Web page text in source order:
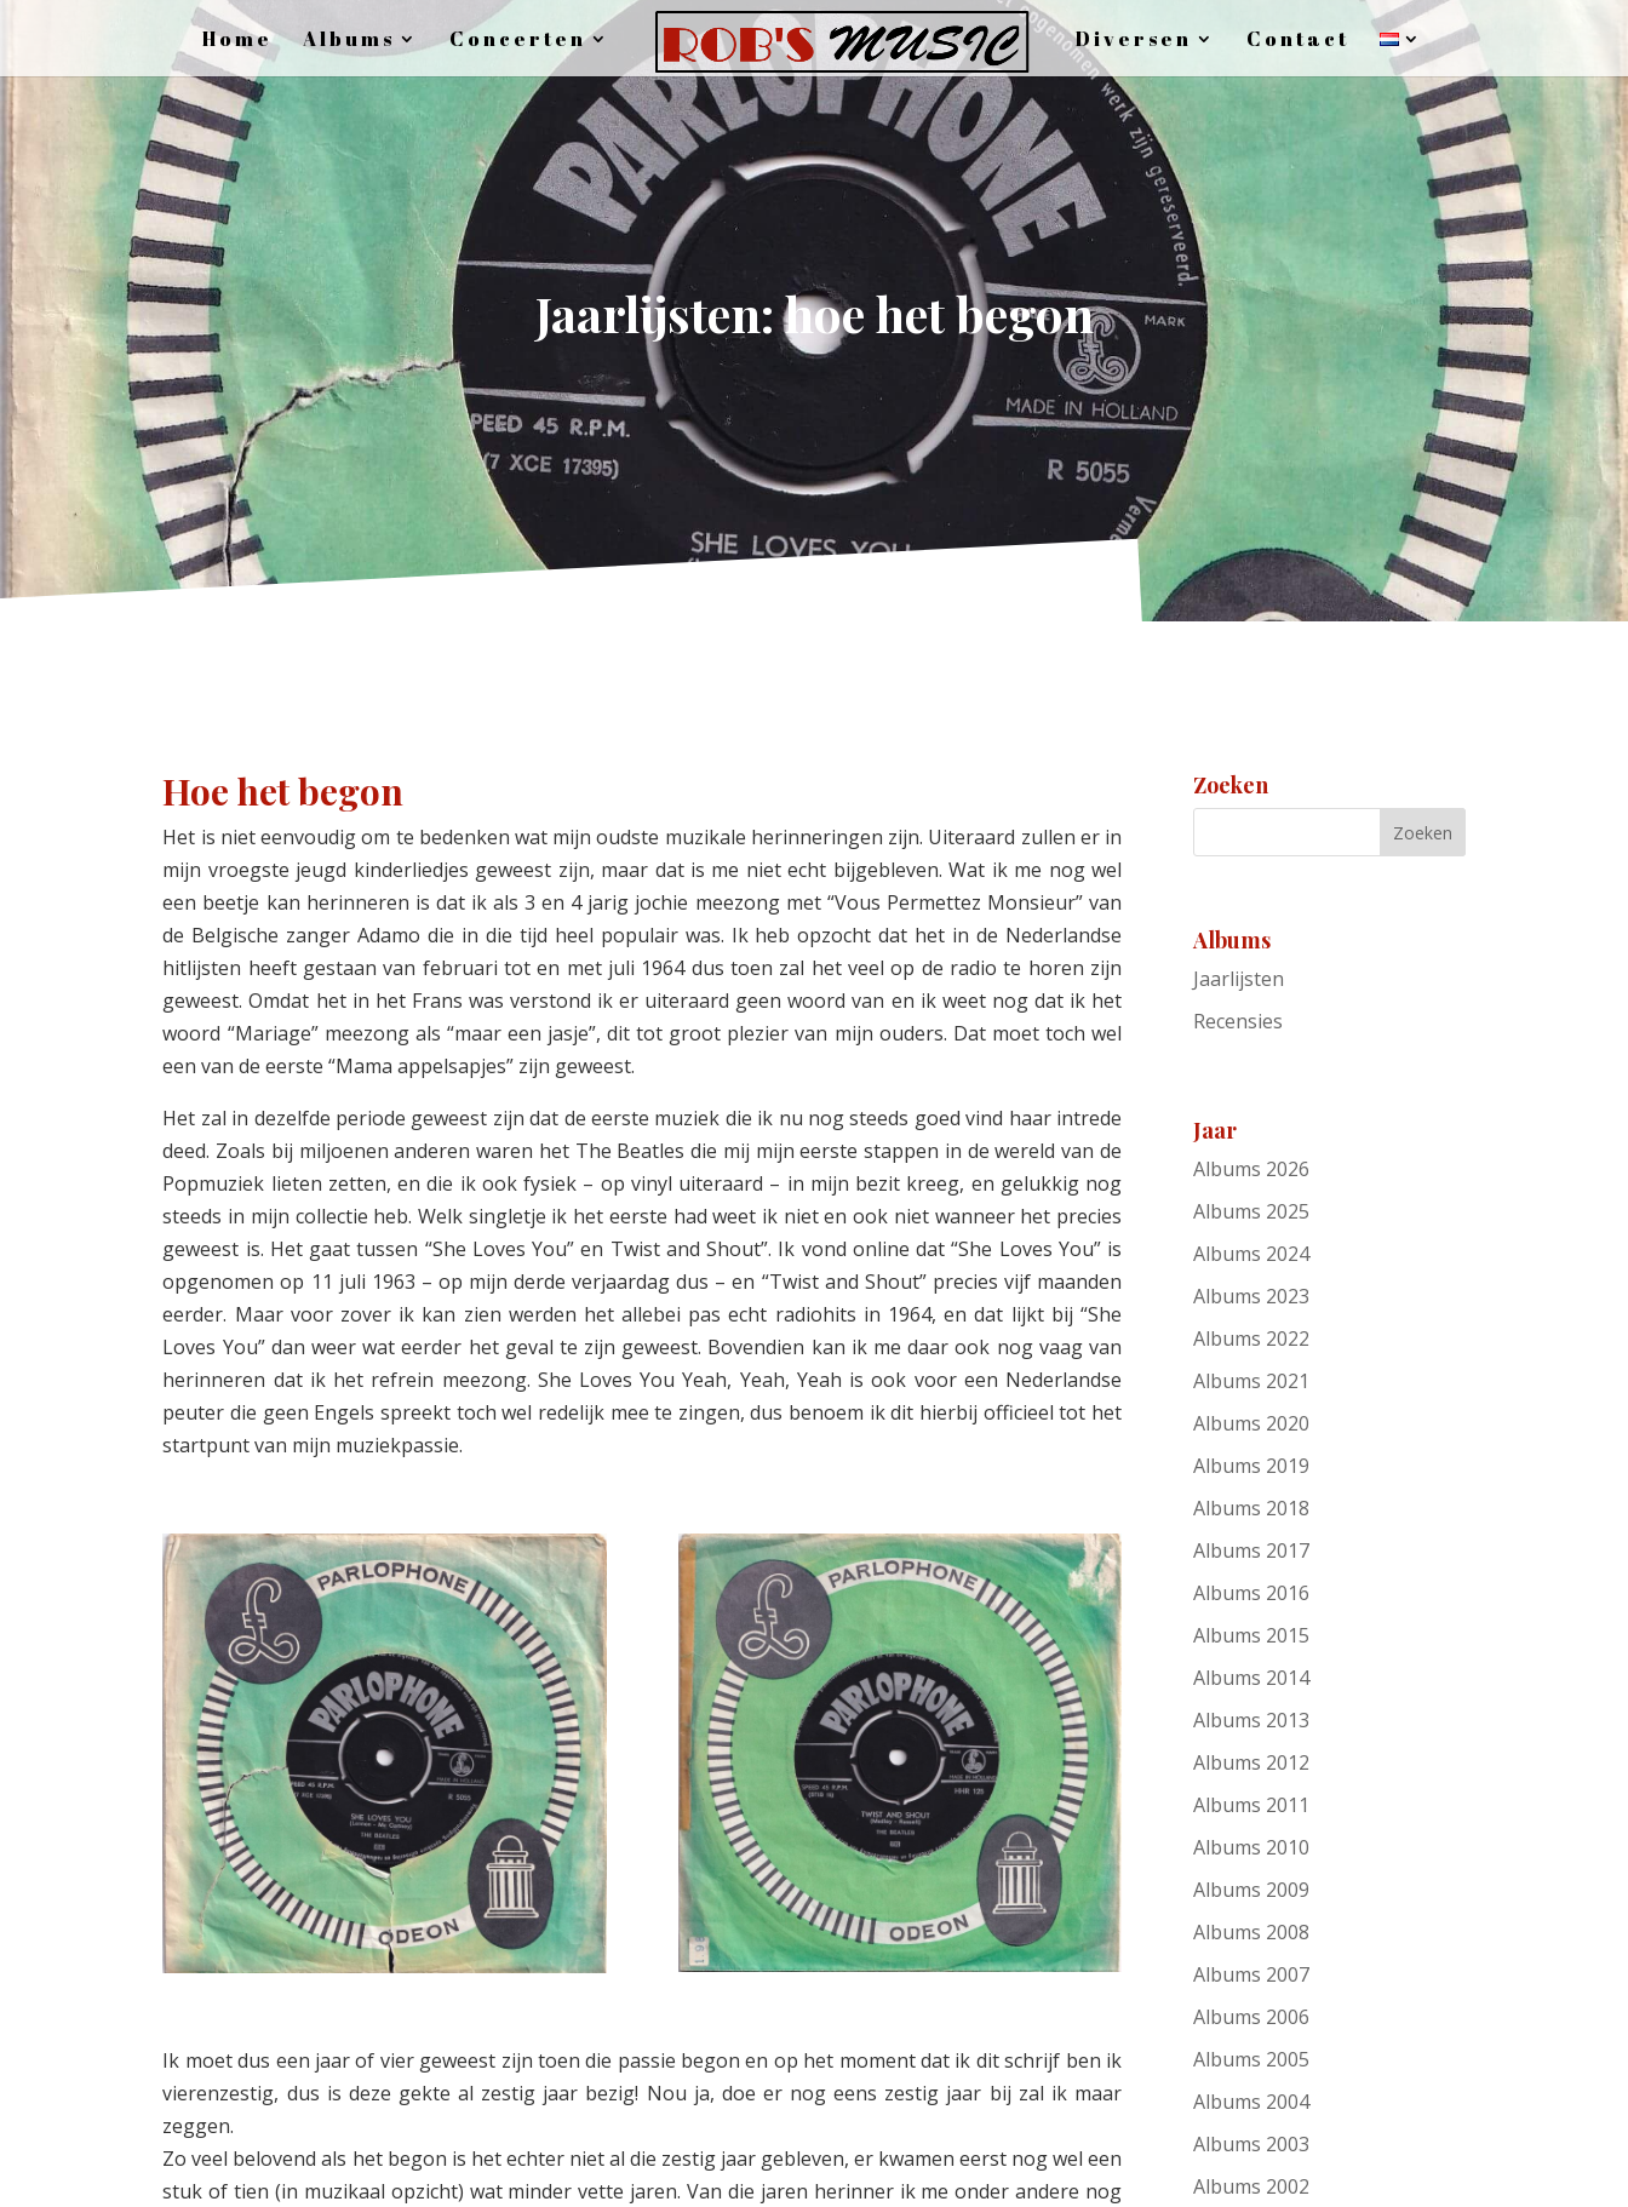
Home Albums Concerten Diversen Contact
Jaarlijsten: hoe het begon
Hoe het begon
Het is niet eenvoudig om te bedenken wat mijn oudste muzikale herinneringen zijn. Uiteraard zullen er in
mijn vroegste jeugd kinderliedjes geweest zijn, maar dat is me niet echt bijgebleven. Wat ik me nog wel
een beetje kan herinneren is dat ik als 3 en 4 jarig jochie meezong met “Vous Permettez Monsieur” van
de Belgische zanger Adamo die in die tijd heel populair was. Ik heb opzocht dat het in de Nederlandse
hitlijsten heeft gestaan van februari tot en met juli 1964 dus toen zal het veel op de radio te horen zijn
geweest. Omdat het in het Frans was verstond ik er uiteraard geen woord van en ik weet nog dat ik het
woord “Mariage” meezong als “maar een jasje”, dit tot groot plezier van mijn ouders. Dat moet toch wel
een van de eerste “Mama appelsapjes” zijn geweest.
Het zal in dezelfde periode geweest zijn dat de eerste muziek die ik nu nog steeds goed vind haar intrede
deed. Zoals bij miljoenen anderen waren het The Beatles die mij mijn eerste stappen in de wereld van de
Popmuziek lieten zetten, en die ik ook fysiek – op vinyl uiteraard – in mijn bezit kreeg, en gelukkig nog
steeds in mijn collectie heb. Welk singletje ik het eerste had weet ik niet en ook niet wanneer het precies
geweest is. Het gaat tussen “She Loves You” en Twist and Shout”. Ik vond online dat “She Loves You” is
opgenomen op 11 juli 1963 – op mijn derde verjaardag dus – en “Twist and Shout” precies vijf maanden
eerder. Maar voor zover ik kan zien werden het allebei pas echt radiohits in 1964, en dat lijkt bij “She
Loves You” dan weer wat eerder het geval te zijn geweest. Bovendien kan ik me daar ook nog vaag van
herinneren dat ik het refrein meezong. She Loves You Yeah, Yeah, Yeah is ook voor een Nederlandse
peuter die geen Engels spreekt toch wel redelijk mee te zingen, dus benoem ik dit hierbij officieel tot het
startpunt van mijn muziekpassie.
Ik moet dus een jaar of vier geweest zijn toen die passie begon en op het moment dat ik dit schrijf ben ik
vierenzestig, dus is deze gekte al zestig jaar bezig! Nou ja, doe er nog eens zestig jaar bij zal ik maar
zeggen.
Zo veel belovend als het begon is het echter niet al die zestig jaar gebleven, er kwamen eerst nog wel een
stuk of tien (in muzikaal opzicht) wat minder vette jaren. Van die jaren herinner ik me onder andere nog
Zoeken
Albums
Jaarlijsten
Recensies
Jaar
Albums 2026
Albums 2025
Albums 2024
Albums 2023
Albums 2022
Albums 2021
Albums 2020
Albums 2019
Albums 2018
Albums 2017
Albums 2016
Albums 2015
Albums 2014
Albums 2013
Albums 2012
Albums 2011
Albums 2010
Albums 2009
Albums 2008
Albums 2007
Albums 2006
Albums 2005
Albums 2004
Albums 2003
Albums 2002